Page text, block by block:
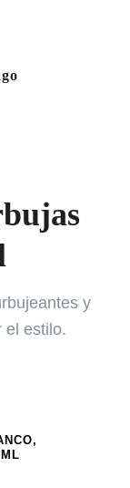
y
el estilo.